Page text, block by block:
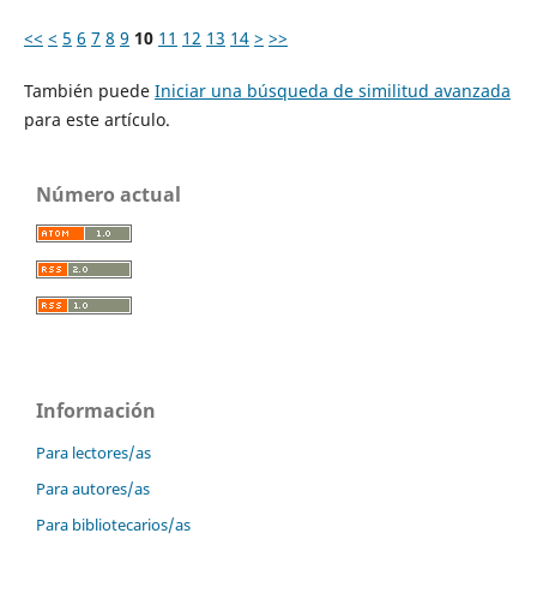
<< < 5 6 7 8 9 10 11 12 13 14 > >>
También puede Iniciar una búsqueda de similitud avanzada
para este artículo.
Número actual
Información
Para lectores/as
Para autores/as
Para bibliotecarios/as